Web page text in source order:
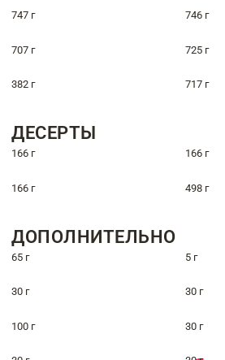
747 г 746 г
707 г 725 г
382 г 717 г
ДЕСЕРТЫ
166 г 166 г
166 г 498 г
ДОПОЛНИТЕЛЬНО
65 г 5 г
30 г 30 г
100 г 30 г